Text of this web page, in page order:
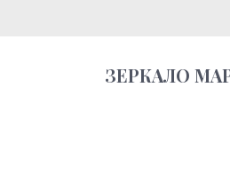
ЗЕРКАЛО